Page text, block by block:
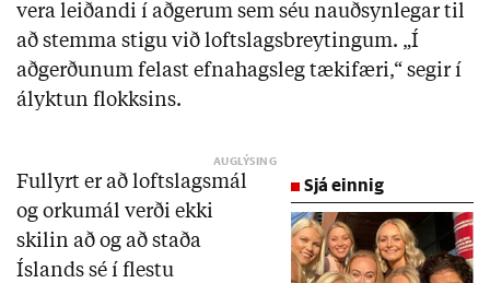
vera leiðandi í aðgerum sem séu nauðsynlegar til
að stemma stigu við loftslagsbreytingum. „Í
aðgerðunum felast efnahagsleg tækifæri,“ segir í
ályktun flokksins.
Sjá einnig
Fullyrt er að loftslagsmál
og orkumál verði ekki
skilin að og að staða
Íslands sé í flestu